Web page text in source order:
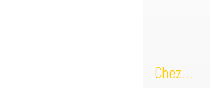
Chez…